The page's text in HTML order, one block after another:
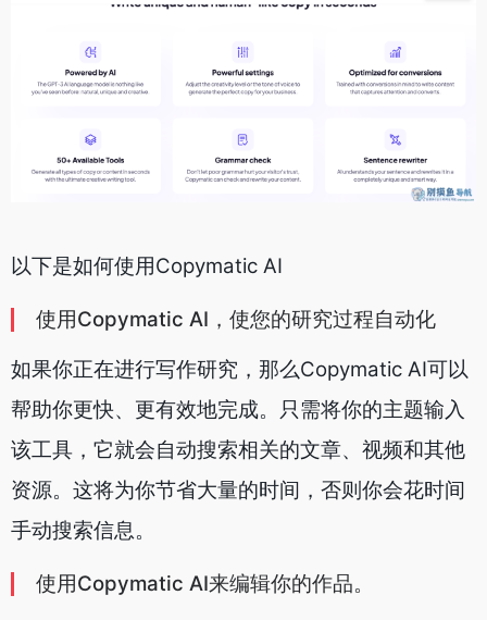
以下是如何使用Copymatic AI
使用Copymatic AI，使您的研究过程自动化
如果你正在进行写作研究，那么Copymatic AI可以
帮助你更快、更有效地完成。只需将你的主题输入
该工具，它就会自动搜索相关的文章、视频和其他
资源。这将为你节省大量的时间，否则你会花时间
手动搜索信息。
使用Copymatic AI来编辑你的作品。